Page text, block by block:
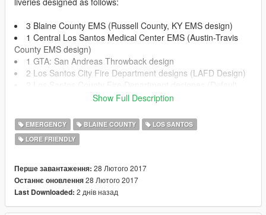
3 Blaine County EMS (Russell County, KY EMS design)
1 Central Los Santos Medical Center EMS (Austin-Travis
County EMS design)
1 GTA: San Andreas Throwback design
2 Los Santos City Fire Department designs (LAFD Design)
hospital design and default GTA V Los Santos Medical Center)
OPEN IV REQUIRED TO INSTALL
!!!REPLACE INSTALLATION!!!
Show Full Description
EMERGENCY BLAINE COUNTY
LOS SANTOS
LORE FRIENDLY
Перше завантаження: 28 Лютого 2017
Останнє оновлення28 Лютого 2017
Last Downloaded: 2 днів назад